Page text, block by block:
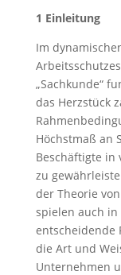
1 Einleitung
Im
„Sachkunde“
das Herzstück
Höchstmaß an
Beschäftigte in
zu
der Theorie
spielen auch in
entscheidende
die Art und
Unternehmen